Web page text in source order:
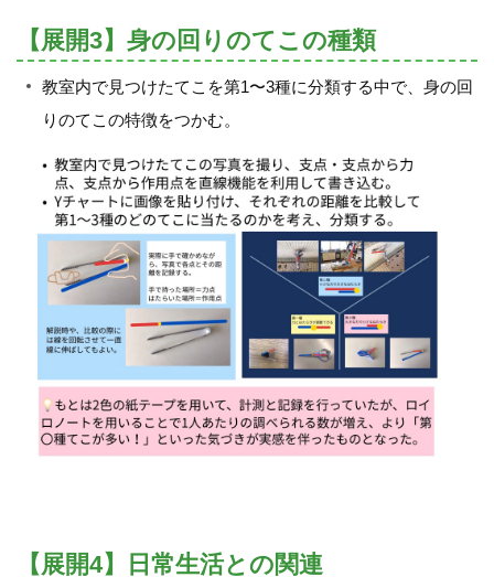
【展開3】身の回りのてこの種類
教室内で見つけたてこを第1〜3種に分類する中で、身の回
りのてこの特徴をつかむ。
【展開4】日常生活との関連